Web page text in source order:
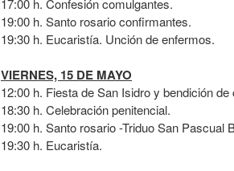
17:00 h. Confesión comulgantes.
19:00 h. Santo rosario confirmantes.
19:30 h. Eucaristía. Unción de enfermos.
VIERNES, 15 DE MAYO
12:00 h. Fiesta de San Isidro y bendición de
18:30 h. Celebración penitencial.
19:00 h. Santo rosario -Triduo San Pascual
19:30 h. Eucaristía.